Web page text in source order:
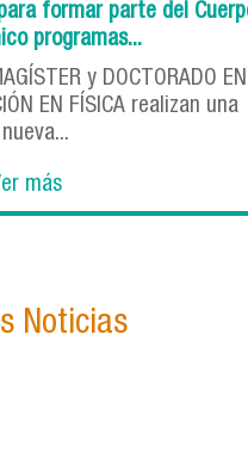
formar parte del
programas...
y DOCTORADO EN
EN FÍSICA realizan una
nueva...
más
Noticias